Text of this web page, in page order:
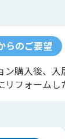
らのご要望
ン購入後、入
リフォームし